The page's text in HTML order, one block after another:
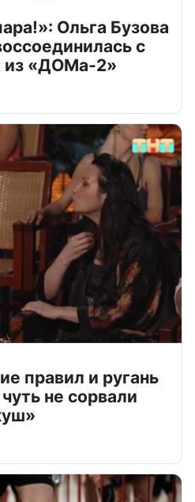
Ольга Бузова
с
из «ДОМа-2»
правил и ругань
не сорвали